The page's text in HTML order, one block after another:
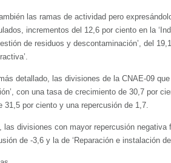
las ramas de actividad pero
incrementos del 12,6 por ciento en la
de residuos y descontaminación’, del
detallado, las divisiones de la CNAE-09
con una tasa de crecimiento de 30,7 por
31,5 por ciento y una repercusión de 1,7.
las divisiones con mayor repercusión
de -3,6 y la de ‘Reparación e instalación